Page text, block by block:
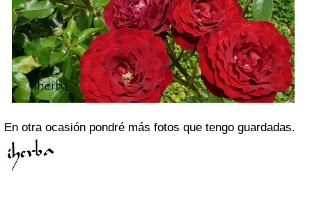
En otra ocasión pondré más fotos que tengo guardadas.